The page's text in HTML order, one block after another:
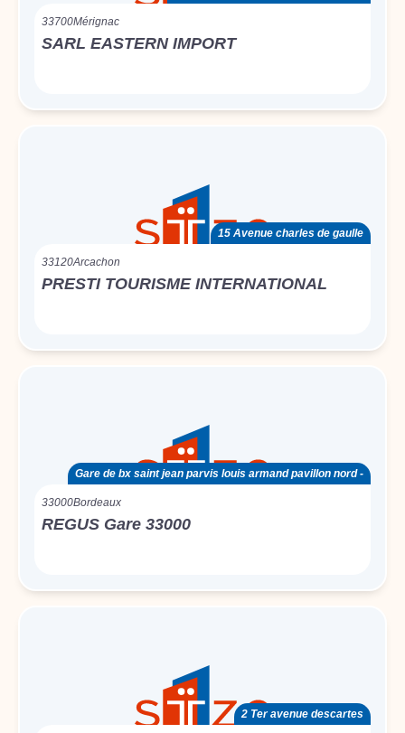
33700Mérignac
SARL EASTERN IMPORT
15 Avenue charles de gaulle
33120Arcachon
PRESTI TOURISME INTERNATIONAL
Gare de bx saint jean parvis louis armand pavillon nord -
33000Bordeaux
REGUS Gare 33000
2 Ter avenue descartes